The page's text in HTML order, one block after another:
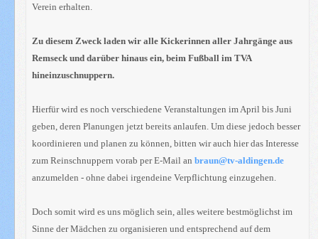
Verein erhalten.
Zu diesem Zweck laden wir alle Kickerinnen aller Jahrgänge aus
Remseck und darüber hinaus ein, beim Fußball im TVA
hineinzuschnuppern.
Hierfür wird es noch verschiedene Veranstaltungen im April bis Juni
geben, deren Planungen jetzt bereits anlaufen. Um diese jedoch besser
koordinieren und planen zu können, bitten wir auch hier das Interesse
zum Reinschnuppern vorab per E-Mail anbraun@tv-aldingen.de
anzumelden - ohne dabei irgendeine Verpflichtung einzugehen.
Doch somit wird es uns möglich sein, alles weitere bestmöglichst im
Sinne der Mädchen zu organisieren und entsprechend auf dem